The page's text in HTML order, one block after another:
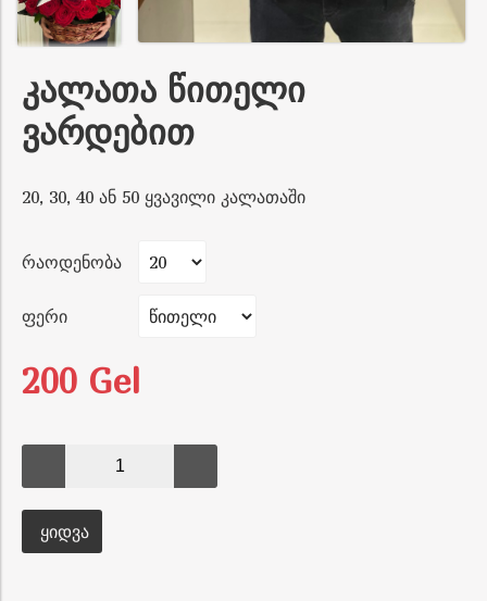
კალათა წითელი
ვარდებით
20, 30, 40 ან 50 ყვავილი კალათაში
რაოდენობა
ფერი
200 Gel
ᲧᲘᲓᲕᲐ